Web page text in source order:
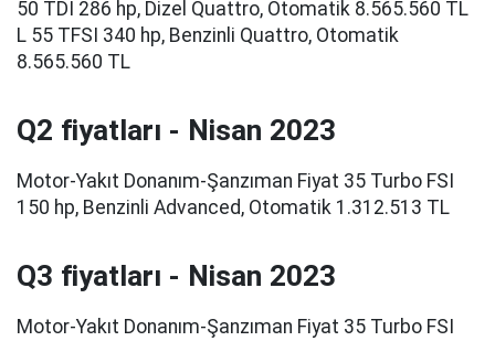
50 TDI 286 hp, Dizel Quattro, Otomatik 8.565.560 TL
L 55 TFSI 340 hp, Benzinli Quattro, Otomatik
8.565.560 TL
Q2 fiyatları - Nisan 2023
Motor-Yakıt Donanım-Şanzıman Fiyat 35 Turbo FSI
150 hp, Benzinli Advanced, Otomatik 1.312.513 TL
Q3 fiyatları - Nisan 2023
Motor-Yakıt Donanım-Şanzıman Fiyat 35 Turbo FSI